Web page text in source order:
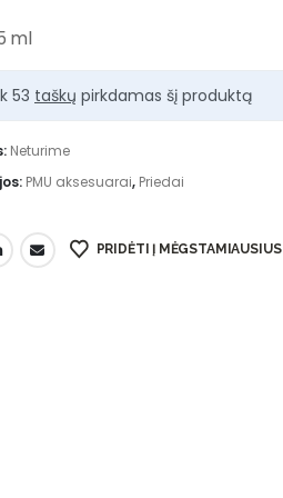
ml
53 taškų pirkdamas šį produktą
Neturime
PMU aksesuarai, Priedai
PRIDĖTI Į MĖGSTAMIAUSIUS